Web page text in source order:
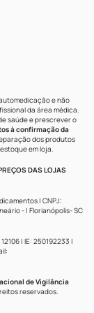
e não
da área médica.
saúde e prescrever o
à confirmação da
dos produtos
em loja.
DAS LOJAS
| CNPJ:
- | Florianópolis- SC
| IE: 250192233 |
de Vigilância
reservados.